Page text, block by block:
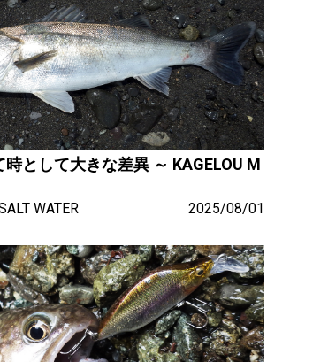
時として大きな差異 ～ KAGELOU M
WATER 2025/08/01